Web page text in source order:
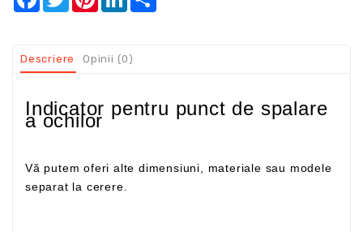
Descriere Opinii (0)
Indicator pentru punct de spalare
a ochilor
Vă putem oferi alte dimensiuni, materiale sau modele
separat la cerere.